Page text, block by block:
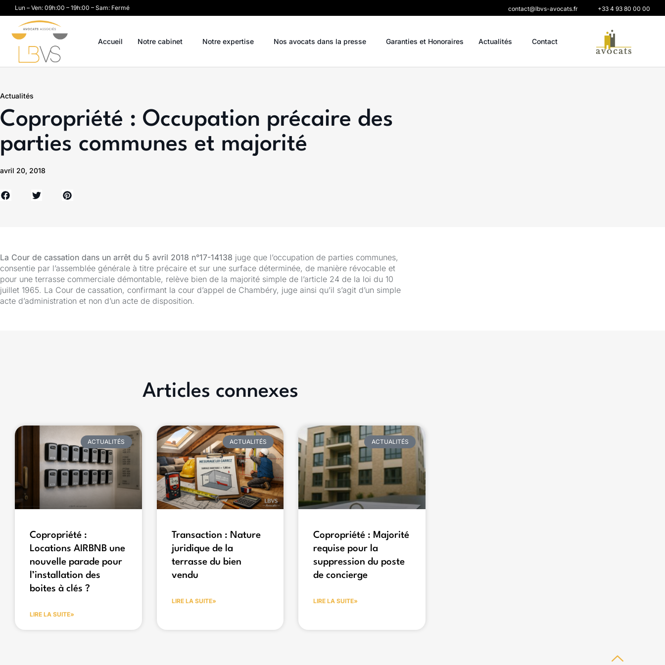
Lun – Ven: 09h:00 – 19h:00 – Sam: Fermé contact@lbvs-avocats.fr +33 4 93 80 00 00
Accueil Notre cabinet Notre expertise Nos avocats dans la presse Garanties et Honoraires Actualités Contact
Actualités
Copropriété : Occupation précaire des
parties communes et majorité
avril 20, 2018
La Cour de cassation dans un arrêt du 5 avril 2018 n°17-14138 juge que l’occupation de parties communes,
consentie par l’assemblée générale à titre précaire et sur une surface déterminée, de manière révocable et
pour une terrasse commerciale démontable, relève bien de la majorité simple de l’article 24 de la loi du 10
juillet 1965. La Cour de cassation, confirmant la cour d’appel de Chambéry, juge ainsi qu’il s’agit d’un simple
acte d’administration et non d’un acte de disposition.
Articles connexes
ACTUALITÉS
Copropriété :
Locations AIRBNB une
nouvelle parade pour
l’installation des
boites à clés ?
LIRE LA SUITE»
ACTUALITÉS
Transaction : Nature
juridique de la
terrasse du bien
vendu
LIRE LA SUITE»
ACTUALITÉS
Copropriété : Majorité
requise pour la
suppression du poste
de concierge
LIRE LA SUITE»